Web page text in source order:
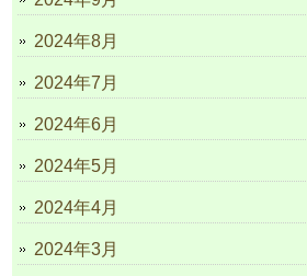
2024年8月
2024年7月
2024年6月
2024年5月
2024年4月
2024年3月